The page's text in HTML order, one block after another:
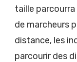
taille parcourra
de marcheurs
distance, les
parcourir des